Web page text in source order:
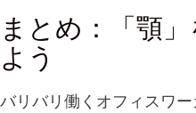
まとめ：「顎
よう
バリバリ働くオフィスワ